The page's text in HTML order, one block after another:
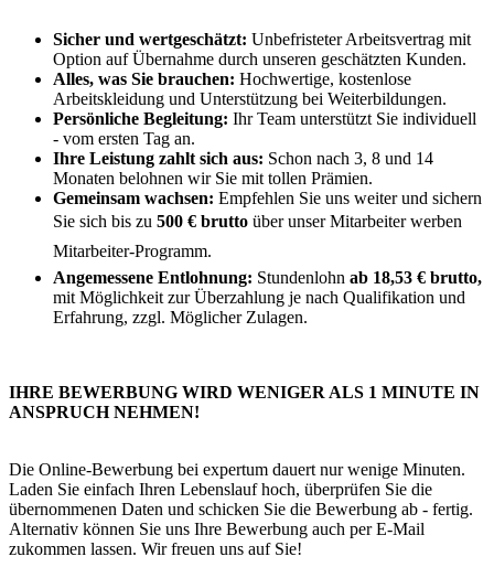
Sicher und wertgeschätzt: Unbefristeter Arbeitsvertrag mit
Option auf Übernahme durch unseren geschätzten Kunden.
Alles, was Sie brauchen: Hochwertige, kostenlose
Arbeitskleidung und Unterstützung bei Weiterbildungen.
Persönliche Begleitung: Ihr Team unterstützt Sie individuell
- vom ersten Tag an.
Ihre Leistung zahlt sich aus: Schon nach 3, 8 und 14
Monaten belohnen wir Sie mit tollen Prämien.
Gemeinsam wachsen: Empfehlen Sie uns weiter und sichern
Sie sich bis zu 500 € brutto über unser Mitarbeiter werben
Mitarbeiter-Programm.
Angemessene Entlohnung: Stundenlohn ab 18,53 € brutto,
mit Möglichkeit zur Überzahlung je nach Qualifikation und
Erfahrung, zzgl. Möglicher Zulagen.
IHRE BEWERBUNG WIRD WENIGER ALS 1 MINUTE IN
ANSPRUCH NEHMEN!
Die Online-Bewerbung bei expertum dauert nur wenige Minuten.
Laden Sie einfach Ihren Lebenslauf hoch, überprüfen Sie die
übernommenen Daten und schicken Sie die Bewerbung ab - fertig.
Alternativ können Sie uns Ihre Bewerbung auch per E-Mail
zukommen lassen. Wir freuen uns auf Sie!